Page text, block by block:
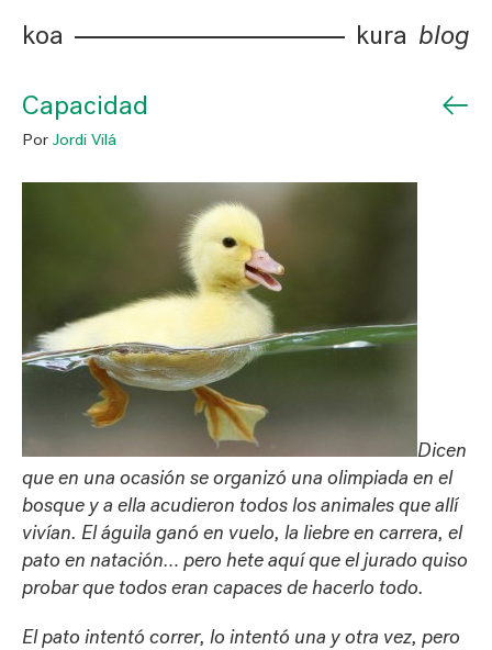
koa kura blog
Capacidad ←
Por Jordi Vilá
Dicen
que en una ocasión se organizó una olimpiada en el
bosque y a ella acudieron todos los animales que allí
vivían. El águila ganó en vuelo, la liebre en carrera, el
pato en natación… pero hete aquí que el jurado quiso
probar que todos eran capaces de hacerlo todo.
El pato intentó correr, lo intentó una y otra vez, pero